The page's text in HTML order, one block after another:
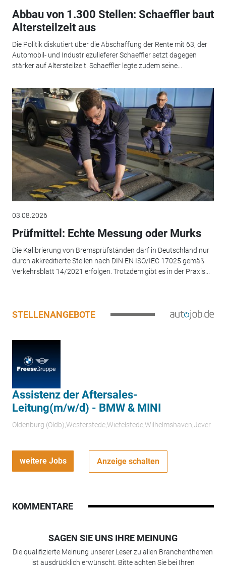
Abbau von 1.300 Stellen: Schaeffler baut
Altersteilzeit aus
Die Politik diskutiert über die Abschaffung der Rente mit 63, der
Automobil- und Industriezulieferer Schaeffler setzt dagegen
stärker auf Altersteilzeit. Schaeffler legte zudem seine...
03.08.2026
Prüfmittel: Echte Messung oder Murks
Die Kalibrierung von Bremsprüfständen darf in Deutschland nur
durch akkreditierte Stellen nach DIN EN ISO/IEC 17025 gemäß
Verkehrsblatt 14/2021 erfolgen. Trotzdem gibt es in der Praxis...
STELLENANGEBOTE
Assistenz der Aftersales-
Leitung(m/w/d) - BMW & MINI
Oldenburg (Oldb);Westerstede;Wiefelstede;Wilhelmshaven;Jever
weitere Jobs Anzeige schalten
KOMMENTARE
SAGEN SIE UNS IHRE MEINUNG
Die qualifizierte Meinung unserer Leser zu allen Branchenthemen
ist ausdrücklich erwünscht. Bitte achten Sie bei Ihren